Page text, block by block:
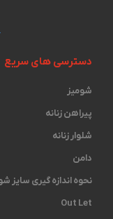
دسترسی های سریع
شومیز
پیراهن زنانه
شلوار زنانه
دامن
نحوه اندازه گیری ‫سایز
Out Let